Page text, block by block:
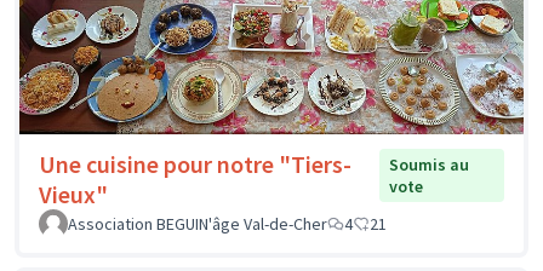
Une cuisine pour notre "Tiers-
Vieux"
Soumis au
vote
Association BEGUIN'âge Val-de-Cher
4 21